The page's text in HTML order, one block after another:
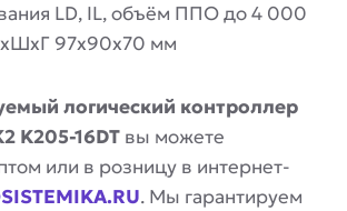
LD, IL, объём ППО до 4 000
97x90x70 мм
логический контроллер
K205-16DT вы можете
или в розницу в интернет-
. Мы гарантируем